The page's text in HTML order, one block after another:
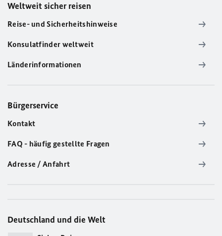
Weltweit sicher reisen
Reise- und Sicherheitshinweise
Konsulatfinder weltweit
Länderinformationen
Bürgerservice
Kontakt
FAQ - häufig gestellte Fragen
Adresse / Anfahrt
Deutschland und die Welt